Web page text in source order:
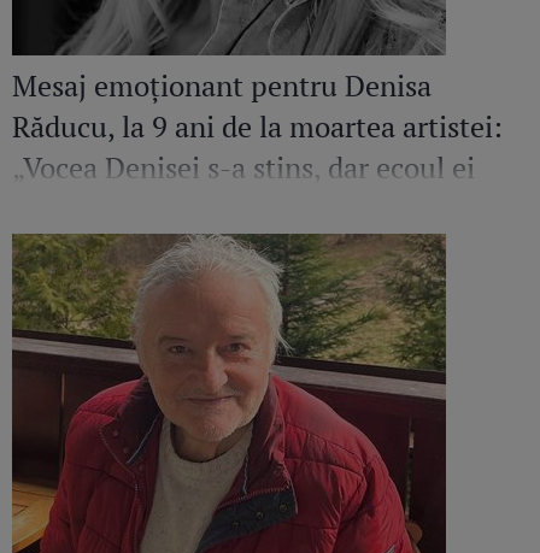
Mesaj emoționant pentru Denisa
Răducu, la 9 ani de la moartea artistei:
„Vocea Denisei s-a stins, dar ecoul ei